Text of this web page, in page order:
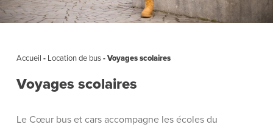
Accueil - Location de bus-Voyages scolaires
Voyages scolaires
Le Cœur bus et cars accompagne les écoles du